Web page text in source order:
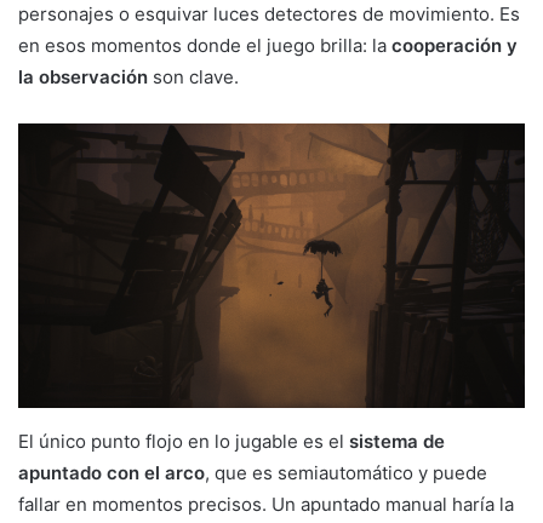
personajes o esquivar luces detectores de movimiento. Es
en esos momentos donde el juego brilla: la cooperación y
la observación son clave.
El único punto flojo en lo jugable es el sistema de
apuntado con el arco, que es semiautomático y puede
fallar en momentos precisos. Un apuntado manual haría la